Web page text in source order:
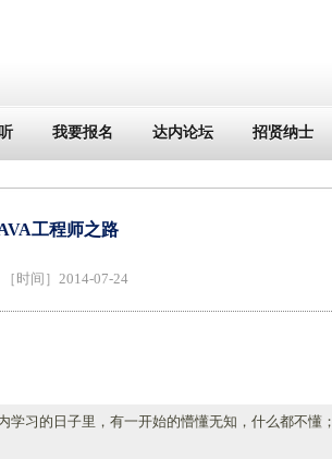
我要报名 达内论坛 招贤纳士
工程师之路
［时间］2014-07-24
习的日子里，有一开始的懵懂无知，什么都不懂；